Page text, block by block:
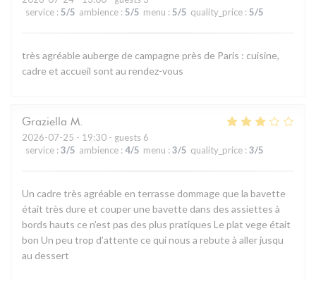
service : 5/5 ambience : 5/5 menu : 5/5 quality_price : 5/5
très agréable auberge de campagne près de Paris : cuisine,
cadre et accueil sont au rendez-vous
Graziella M
2026-07-25 - 19:30 - guests 6
service : 3/5 ambience : 4/5 menu : 3/5 quality_price : 3/5
Un cadre très agréable en terrasse dommage que la bavette
était très dure et couper une bavette dans des assiettes à
bords hauts ce n’est pas des plus pratiques Le plat vege était
bon Un peu trop d’attente ce qui nous a rebute à aller jusqu
au dessert